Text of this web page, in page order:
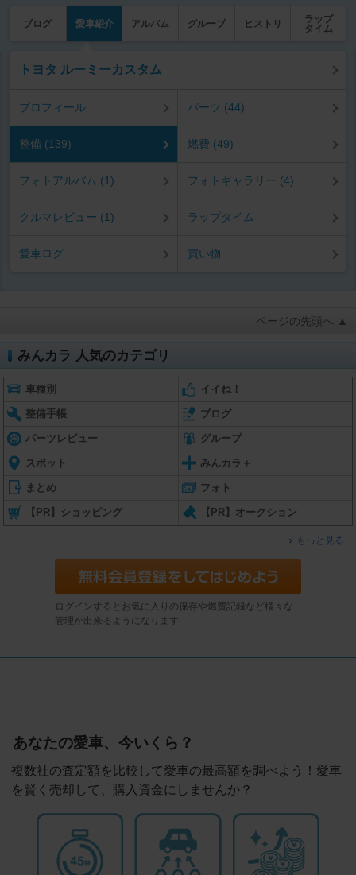
ブログ 愛車紹介 アルバム グループ ヒストリ
ラップ
タイム
トヨタ ルーミーカスタム
プロフィール パーツ (44)
整備 (139) 燃費 (49)
フォトアルバム (1) フォトギャラリー (4)
クルマレビュー (1) ラップタイム
愛車ログ 買い物
ページの先頭へ ▲
みんカラ 人気のカテゴリ
車種別 イイね！
整備手帳 ブログ
パーツレビュー グループ
スポット みんカラ＋
まとめ フォト
【PR】ショッピング 【PR】オークション
もっと見る
ログインするとお気に入りの保存や燃費記録など様々な
管理が出来るようになります
あなたの愛車、今いくら？
複数社の査定額を比較して愛車の最高額を調べよう！愛車
を賢く売却して、購入資金にしませんか？